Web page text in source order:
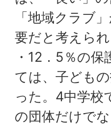
「地域クラブ
要だと考えられ
・12．5％の
ては、子ども
った。4中学校
の団体だけで